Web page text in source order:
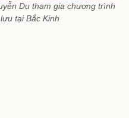
Du tham gia chương trình
tại Bắc Kinh